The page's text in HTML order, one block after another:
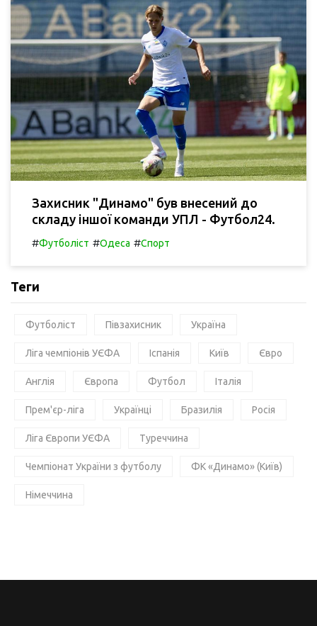
Захисник "Динамо" був внесений до
складу іншої команди УПЛ - Футбол24.
#Футболіст #Одеса #Спорт
Теги
Футболіст Півзахисник Україна
Ліга чемпіонів УЄФА Іспанія Київ Євро
Англія Європа Футбол Італія
Прем'єр-ліга Українці Бразилія Росія
Ліга Європи УЄФА Туреччина
Чемпіонат України з футболу ФК «Динамо» (Київ)
Німеччина